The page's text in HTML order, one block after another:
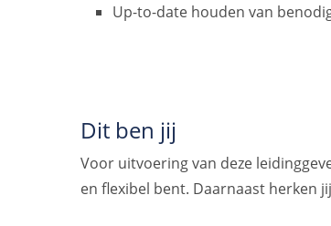
Up-to-date houden van
Dit ben jij
Voor uitvoering van deze
en flexibel bent. Daarnaast herken